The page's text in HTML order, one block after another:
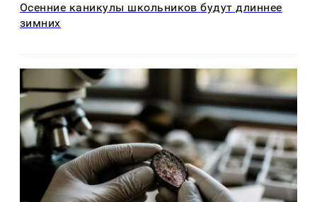
Осенние каникулы школьников будут длиннее
зимних